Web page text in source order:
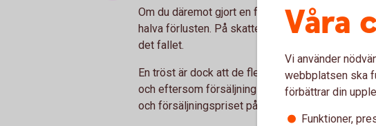
Om du däremot gjort en förlust på din försäljning
halva förlusten. På skatteverket.se kan du läsa
det fallet.
En tröst är dock att de flesta
och eftersom försäljning och köp sker på samma
och försäljningspriset på din bostadsaffär som är
Våra
Vi använder
webbplatsen ska
förbättrar din
Funktioner,